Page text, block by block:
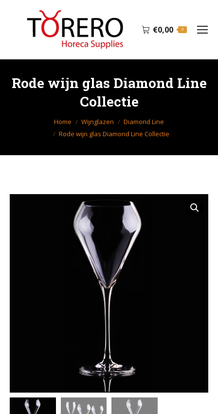
€0,00 0
Rode wijn glas Diamond Line
Collectie
Home Wijnglazen
Diamond Line
Rode wijn glas Diamond Line Collectie